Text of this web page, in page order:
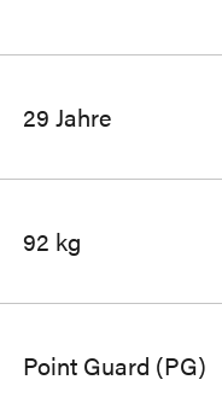
29 Jahre
92 kg
Point Guard (PG)